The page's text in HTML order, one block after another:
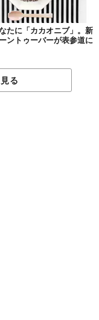
たに「カカオニブ」。新
ントゥーバーが表参道に
る